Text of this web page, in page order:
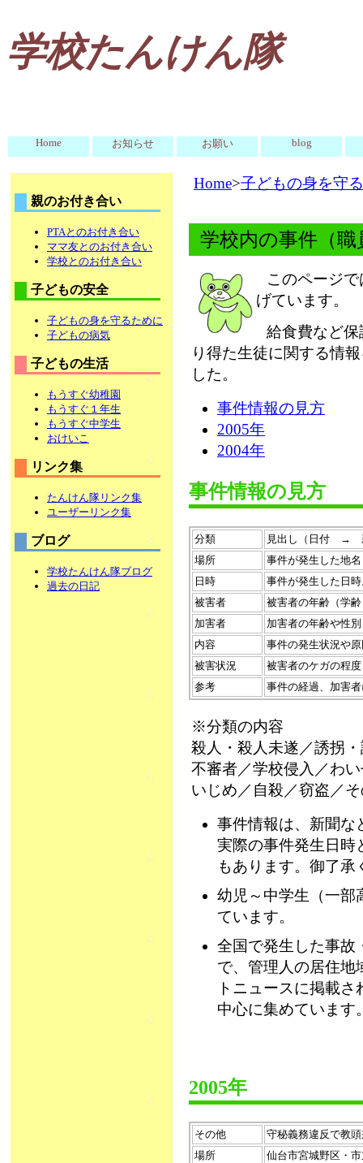
学校たんけん隊
Home お知らせ お願い blog
親のお付き合い
PTAとのお付き合い
ママ友とのお付き合い
学校とのお付き合い
子どもの安全
子どもの身を守るために
子どもの病気
子どもの生活
もうすぐ幼稚園
もうすぐ１年生
もうすぐ中学生
おけいこ
リンク集
たんけん隊リンク集
ユーザーリンク集
ブログ
学校たんけん隊ブログ
過去の日記
Home>子どもの身を守
学校内の事件（職
このページ
げています。
給食費など
り得た生徒に関する情
した。
事件情報の見方
2005年
2004年
事件情報の見方
分類
見出し（日付 →
場所
事件が発生した地
日時
事件が発生した日
被害者
被害者の年齢（学
加害者
加害者の年齢や性
内容
事件の発生状況や
被害状況
被害者のケガの程
参考
事件の経過、加害
※分類の内容
殺人・殺人未遂／誘拐
不審者／学校侵入／わ
いじめ／自殺／窃盗／
事件情報は、新聞な
実際の事件発生日時
もあります。御了承
幼児～中学生（一部
ています。
全国で発生した事故
で、管理人の居住地
トニュースに掲載
中心に集めています
2005年
その他
守秘義務違反で教
場所
仙台市宮城野区・